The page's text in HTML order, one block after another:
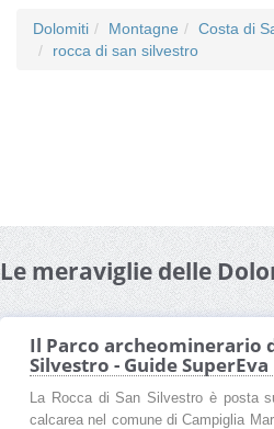
Dolomiti Montagne
Costa di
rocca di san silvestro
Le meraviglie delle
Il Parco archeominerario
Silvestro - Guide SuperEva
La Rocca di San Silvestro è posta
calcarea nel comune di Campiglia